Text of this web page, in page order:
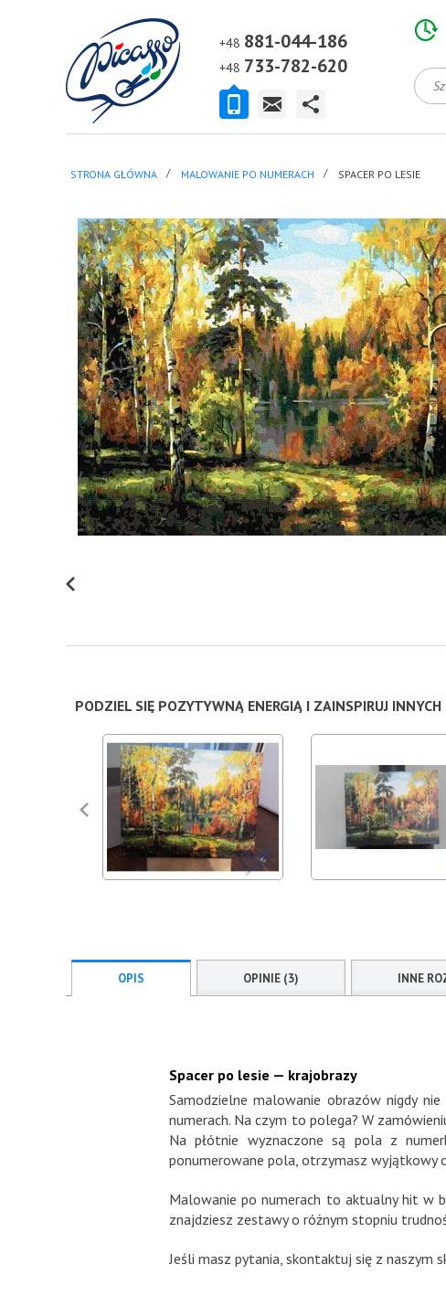
+48 881-044-186
+48 733-782-620
STRONA GŁÓWNA MALOWANIE PO NUMERACH SPACER PO LESIE
PODZIEL SIĘ POZYTYWNĄ ENERGIĄ I ZAINSPIRUJ INNYCH
OPIS OPINIE (3) INNE
Spacer po lesie — krajobrazy
Samodzielne malowanie obrazów nigdy
numerach. Na czym to polega? W
Na płótnie wyznaczone są pola z
ponumerowane pola, otrzymasz wyjątkowy
Malowanie po numerach to aktualny hit w
znajdziesz zestawy o różnym stopniu
Jeśli masz